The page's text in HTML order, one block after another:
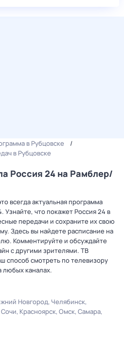
в Рубцовске
в Рубцовске
Россия 24 на Рамблер/
всегда актуальная программа
Узнайте, что покажет Россия 24 в
передачи и сохраните их свою
Здесь вы найдете расписание на
Комментируйте и обсуждайте
с другими зрителями. ТВ
способ смотреть по телевизору
любых каналах.
Новгород Челябинск
Сочи Красноярск Омск Самара